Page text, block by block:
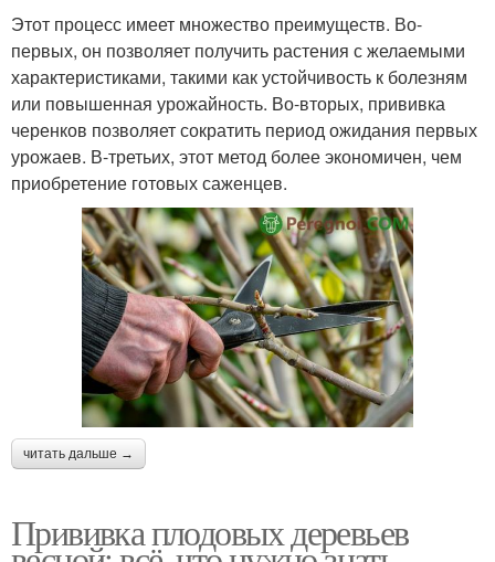
Этот процесс имеет множество преимуществ. Во-
первых, он позволяет получить растения с желаемыми
характеристиками, такими как устойчивость к болезням
или повышенная урожайность. Во-вторых, прививка
черенков позволяет сократить период ожидания первых
урожаев. В-третьих, этот метод более экономичен, чем
приобретение готовых саженцев.
читать дальше →
Прививка плодовых деревьев